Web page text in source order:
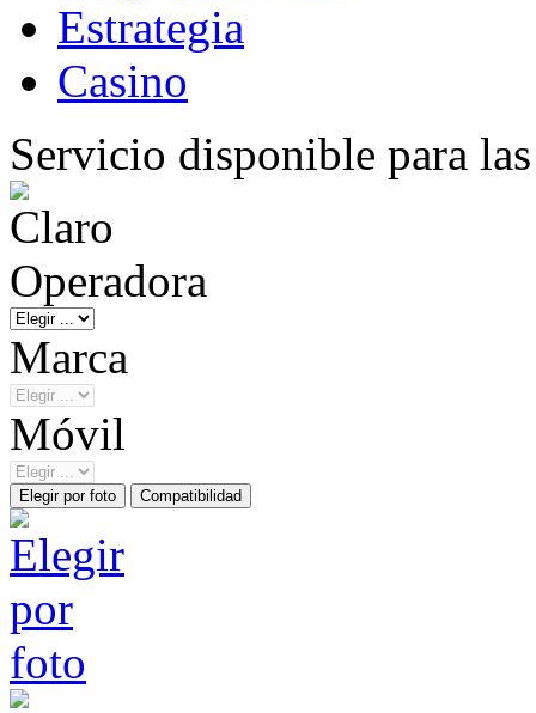
Estrategia
Casino
Servicio disponible para
Operadora
Marca
Móvil